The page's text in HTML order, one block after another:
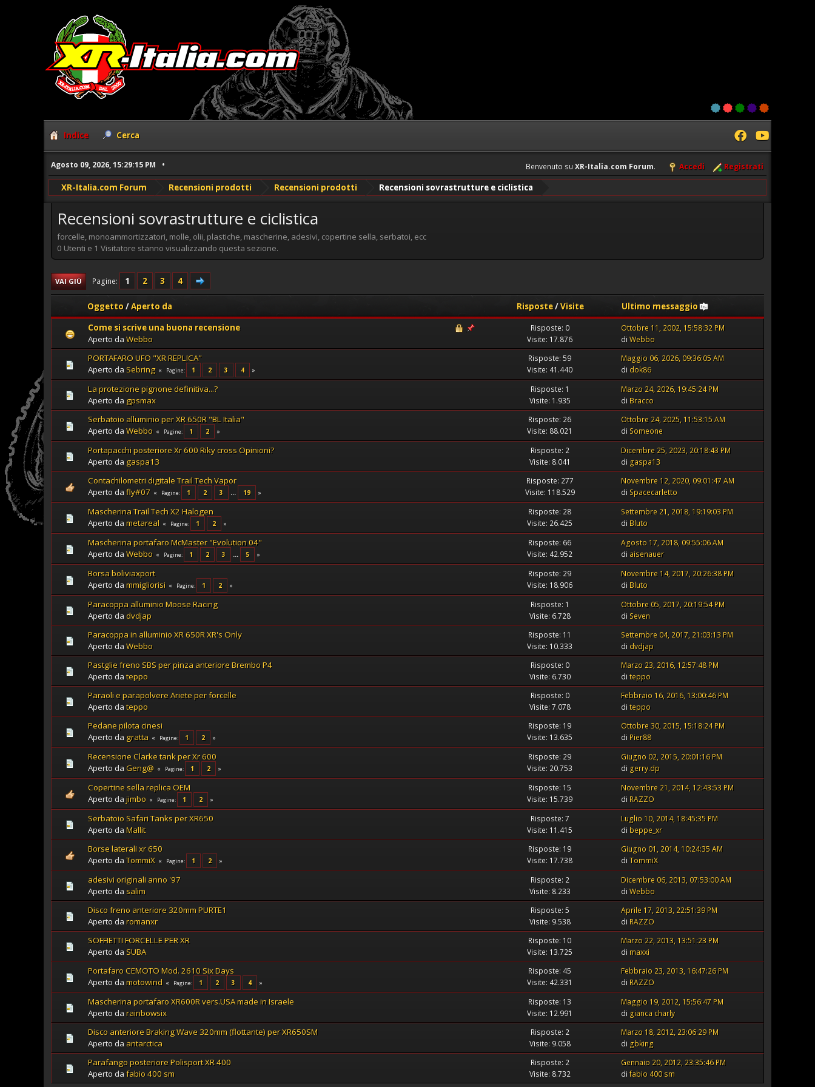
Indice Cerca
Agosto 09, 2026, 15:29:15 PM Benvenuto su XR-Italia.com Forum. Accedi Registrati
XR-Italia.com Forum Recensioni prodotti Recensioni prodotti Recensioni sovrastrutture e ciclistica
Recensioni sovrastrutture e ciclistica
forcelle, monoammortizzatori, molle, olii, plastiche, mascherine, adesivi, copertine sella, serbatoi, ecc
0 Utenti e 1 Visitatore stanno visualizzando questa sezione.
VAI GIÙ Pagine 1 2 3 4
Oggetto/Aperto da Risposte/Visite
Ultimo messaggio
Come si scrive una buona recensione
Aperto da Webbo
Risposte: 0
Visite: 17.876
Ottobre 11, 2002, 15:58:32 PM
diWebbo
PORTAFARO UFO "XR REPLICA"
Aperto da Sebring Pagine 1 2 3 4
Risposte: 59
Visite: 41.440
Maggio 06, 2026, 09:36:05 AM
di dok86
La protezione pignone definitiva...?
Aperto da gpsmax
Risposte: 1
Visite: 1.935
Marzo 24, 2026, 19:45:24 PM
di Bracco
Serbatoio alluminio per XR 650R "BL Italia"
Aperto da Webbo Pagine 1 2
Risposte: 26
Visite: 88.021
Ottobre 24, 2025, 11:53:15 AM
di Someone
Portapacchi posteriore Xr 600 Riky cross Opinioni?
Aperto da gaspa13
Risposte: 2
Visite: 8.041
Dicembre 25, 2023, 20:18:43 PM
di gaspa13
Contachilometri digitale Trail Tech Vapor
Aperto da fly#07 Pagine 1 2 3 ... 19
Risposte: 277
Visite: 118.529
Novembre 12, 2020, 09:01:47 AM
di Spacecarletto
Mascherina Trail Tech X2 Halogen
Aperto da metareal Pagine 1 2
Risposte: 28
Visite: 26.425
Settembre 21, 2018, 19:19:03 PM
di Bluto
Mascherina portafaro McMaster "Evolution 04"
Aperto da Webbo Pagine 1 2 3 ... 5
Risposte: 66
Visite: 42.952
Agosto 17, 2018, 09:55:06 AM
di aisenauer
Borsa boliviaxport
Aperto da mmigliorisi Pagine 1 2
Risposte: 29
Visite: 18.906
Novembre 14, 2017, 20:26:38 PM
di Bluto
Paracoppa alluminio Moose Racing
Aperto da dvdjap
Risposte: 1
Visite: 6.728
Ottobre 05, 2017, 20:19:54 PM
di Seven
Paracoppa in alluminio XR 650R XR's Only
Aperto da Webbo
Risposte: 11
Visite: 10.333
Settembre 04, 2017, 21:03:13 PM
di dvdjap
Pastglie freno SBS per pinza anteriore Brembo P4
Aperto da teppo
Risposte: 0
Visite: 6.730
Marzo 23, 2016, 12:57:48 PM
diteppo
Paraoli e parapolvere Ariete per forcelle
Aperto da teppo
Risposte: 0
Visite: 7.078
Febbraio 16, 2016, 13:00:46 PM
diteppo
Pedane pilota cinesi
Aperto da gratta Pagine 1 2
Risposte: 19
Visite: 13.635
Ottobre 30, 2015, 15:18:24 PM
di Pier88
Recensione Clarke tank per Xr 600
Aperto da Geng@ Pagine 1 2
Risposte: 29
Visite: 20.753
Giugno 02, 2015, 20:01:16 PM
di gerry.dp
Copertine sella replica OEM
Aperto da jimbo Pagine 1 2
Risposte: 15
Visite: 15.739
Novembre 21, 2014, 12:43:53 PM
di RAZZO
Serbatoio Safari Tanks per XR650
Aperto da Mallit
Risposte: 7
Visite: 11.415
Luglio 10, 2014, 18:45:35 PM
di beppe_xr
Borse laterali xr 650
Aperto daTommiX Pagine 1 2
Risposte: 19
Visite: 17.738
Giugno 01, 2014, 10:24:35 AM
diTommiX
adesivi originali anno '97
Aperto da salim
Risposte: 2
Visite: 8.233
Dicembre 06, 2013, 07:53:00 AM
diWebbo
Disco freno anteriore 320mm PURTE1
Aperto da romanxr
Risposte: 5
Visite: 9.538
Aprile 17, 2013, 22:51:39 PM
di RAZZO
SOFFIETTI FORCELLE PER XR
Aperto da SUBA
Risposte: 10
Visite: 13.725
Marzo 22, 2013, 13:51:23 PM
di maxxi
Portafaro CEMOTO Mod. 2610 Six Days
Aperto da motowind Pagine 1 2 3 4
Risposte: 45
Visite: 42.331
Febbraio 23, 2013, 16:47:26 PM
di RAZZO
Mascherina portafaro XR600R vers.USA made in Israele
Aperto da rainbowsix
Risposte: 13
Visite: 12.991
Maggio 19, 2012, 15:56:47 PM
di gianca charly
Disco anteriore Braking Wave 320mm (flottante) per XR650SM
Aperto da antarctica
Risposte: 2
Visite: 9.058
Marzo 18, 2012, 23:06:29 PM
di gbking
Parafango posteriore Polisport XR 400
Aperto da fabio 400 sm
Risposte: 2
Visite: 8.732
Gennaio 20, 2012, 23:35:46 PM
difabio 400 sm